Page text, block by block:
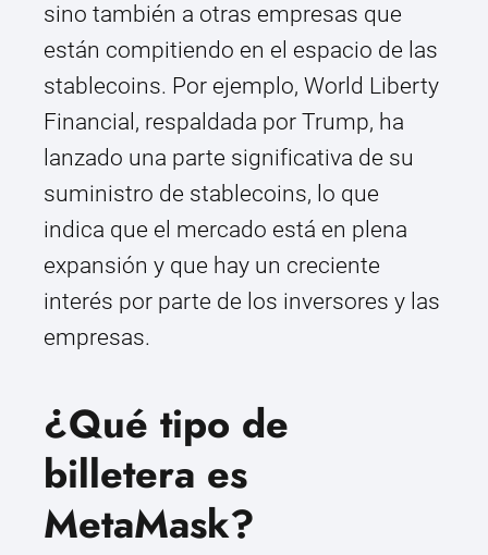
sino también a otras empresas que
están compitiendo en el espacio de las
stablecoins. Por ejemplo, World Liberty
Financial, respaldada por Trump, ha
lanzado una parte significativa de su
suministro de stablecoins, lo que
indica que el mercado está en plena
expansión y que hay un creciente
interés por parte de los inversores y las
empresas.
¿Qué tipo de
billetera es
MetaMask?